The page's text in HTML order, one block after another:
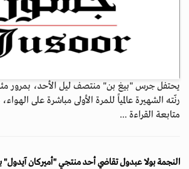
يحتفل جرس "بيغ بن" منتصف ليل الأحد، بمرور
رنّته الشهيرة عالمياً للمرة الأولى مباشرة على
متابعة القراءة ...
النجمة بولا عبدول تقاضي أحد منتجي "أميركان آيدول"